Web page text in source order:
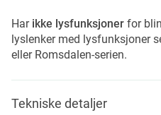
Har ikke lysfunksjoner for
lyslenker med lysfunksjoner
eller Romsdalen-serien.
Tekniske detaljer